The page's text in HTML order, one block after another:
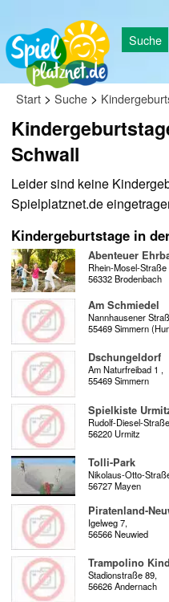
Suche
Start > Suche >
Schwall
Leider sind keine
Spielplatznet.de
Kindergeburtstage in
Abenteuer
Rhein-Mosel-Straße
56332 Brodenbach
Am Schmiedel
Nannhausener
55469 Simmern
Dschungeldorf
Am Naturfreibad 1 ,
55469 Simmern
Spielkiste
Rudolf-Diesel-
56220 Urmitz
Tolli-Park
Nikolaus-Otto-
56727 Mayen
Piratenland-
Igelweg 7,
56566 Neuwied
Trampolino
Stadionstraße 89,
56626 Andernach